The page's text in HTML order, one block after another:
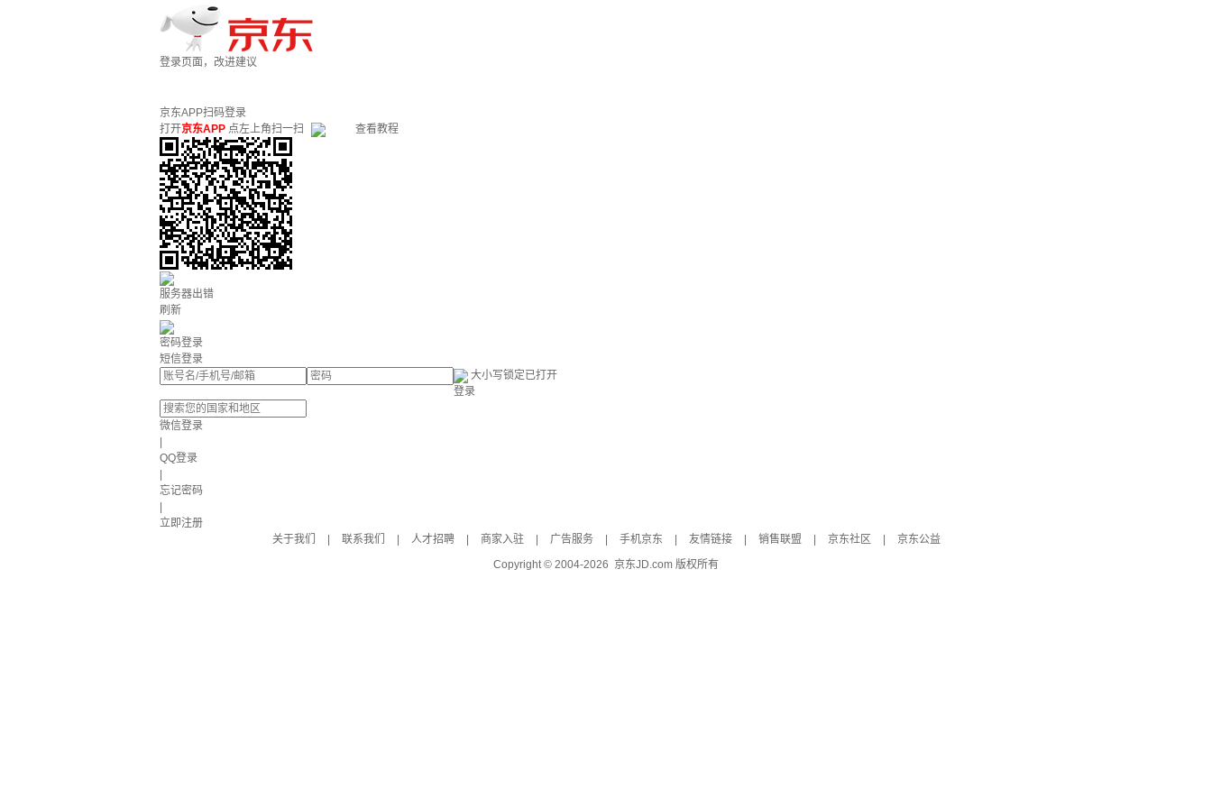
登录页面，改进建议
京东APP扫码登录
打开京东APP 点左上角扫一扫 查看教程
服务器出错
刷新
密码登录
短信登录
大小写锁定已打开
登录
微信登录
QQ登录
忘记密码
立即注册
关于我们
联系我们 人才招聘 商家入驻 广告服务 手机京东 友情链接 销售联盟 京东社区
京东公益
Copyright © 2004-2026 京东JD.com 版权所有